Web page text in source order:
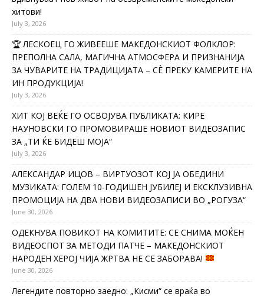
хитови!
July 3, 2026
🏆 ЛЕСКОЕЦ ГО ЖИВЕЕШЕ МАКЕДОНСКИОТ ФОЛКЛОР:
ПРЕПОЛНА САЛА, МАГИЧНА АТМОСФЕРА И ПРИЗНАНИЈА
ЗА ЧУВАРИТЕ НА ТРАДИЦИЈАТА – СÈ ПРЕКУ КАМЕРИТЕ НА
ИН ПРОДУКЦИЈА!
July 3, 2026
ХИТ КОЈ ВЕЌЕ ГО ОСВОЈУВА ПУБЛИКАТА: КИРЕ
НАУНОВСКИ ГО ПРОМОВИРАШЕ НОВИОТ ВИДЕОЗАПИС
ЗА „ТИ ЌЕ БИДЕШ МОЈА“
July 3, 2026
АЛЕКСАНДАР ИЦОВ – ВИРТУОЗОТ КОЈ ЈА ОБЕДИНИ
МУЗИКАТА: ГОЛЕМ 10-ГОДИШЕН ЈУБИЛЕЈ И ЕКСКЛУЗИВНА
ПРОМОЦИЈА НА ДВА НОВИ ВИДЕОЗАПИСИ ВО „РОГУЗА“
June 30, 2026
ОДЕКНУВА ПОВИКОТ НА КОМИТИТЕ: СЕ СНИМА МОЌЕН
ВИДЕОСПОТ ЗА МЕТОДИ ПАТЧЕ – МАКЕДОНСКИОТ
НАРОДЕН ХЕРОЈ ЧИЈА ЖРТВА НЕ СЕ ЗАБОРАВА!
June 30, 2026
Легендите повторно заедно: „Кисми“ се враќа во